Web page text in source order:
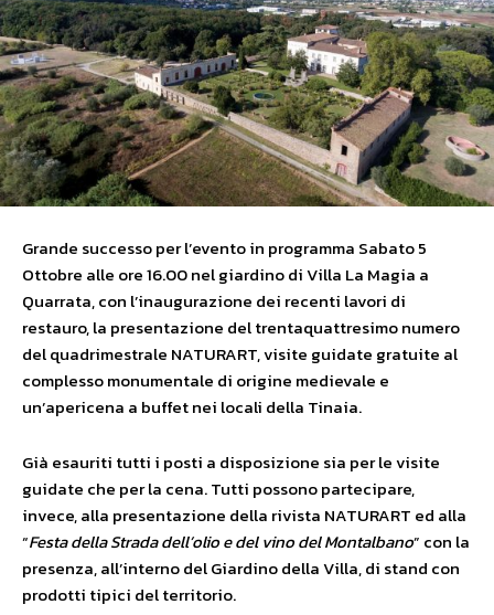
Grande successo per l’evento in programma Sabato 5
Ottobre alle ore 16.00 nel giardino di Villa La Magia a
Quarrata, con l’inaugurazione dei recenti lavori di
restauro, la presentazione del trentaquattresimo numero
del quadrimestrale NATURART, visite guidate gratuite al
complesso monumentale di origine medievale e
un’apericena a buffet nei locali della Tinaia.
Già esauriti tutti i posti a disposizione sia per le visite
guidate che per la cena. Tutti possono partecipare,
invece, alla presentazione della rivista NATURART ed alla
“Festa della Strada dell’olio e del vino del Montalbano” con la
presenza, all’interno del Giardino della Villa, di stand con
prodotti tipici del territorio.